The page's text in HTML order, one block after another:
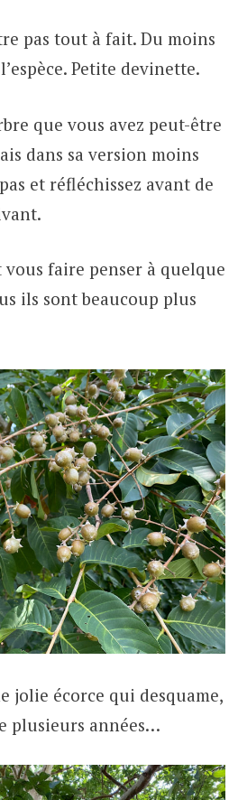
pas tout à fait. Du moins
Petite devinette.
que vous avez peut-être
dans sa version moins
et réfléchissez avant de
faire penser à quelque
ils sont beaucoup plus
jolie écorce qui desquame,
plusieurs années…